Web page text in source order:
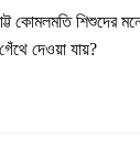
কোমলমতি শিশুদের
দেওয়া যায়?